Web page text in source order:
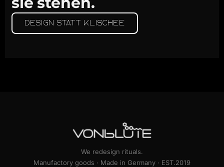
Design statt Klischee
We redesign rituals.
Manufactory goods · Made in Germany · EST.2019